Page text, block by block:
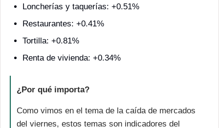
Loncherías y taquerías: +0.51%
Restaurantes: +0.41%
Tortilla: +0.81%
Renta de vivienda: +0.34%
¿Por qué importa?
Como vimos en el tema de la caída de mercados
del viernes, estos temas son indicadores del